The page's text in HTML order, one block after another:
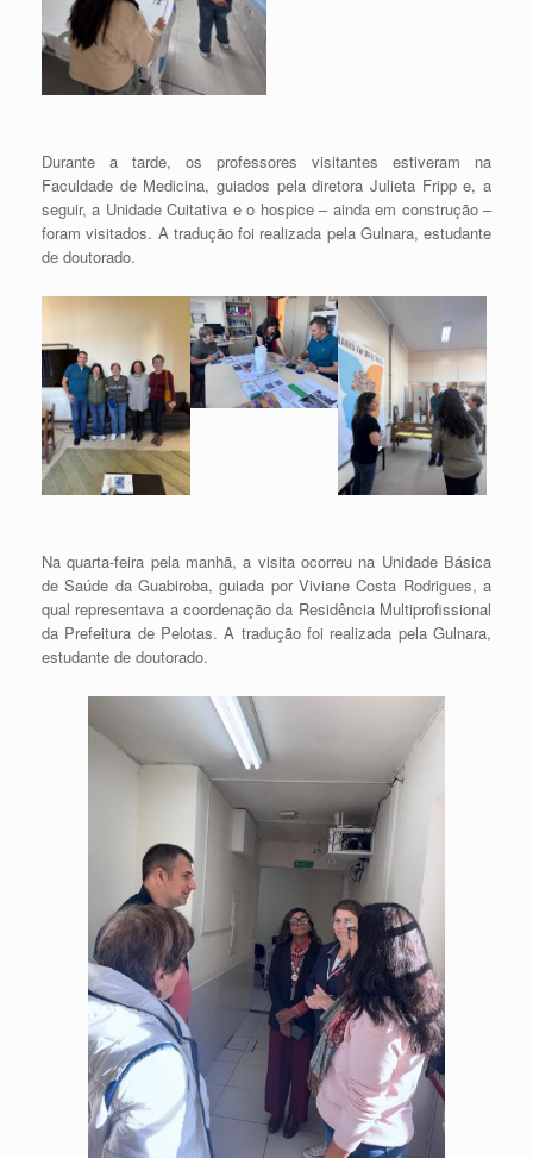
Durante a tarde, os professores visitantes estiveram na
Faculdade de Medicina, guiados pela diretora Julieta Fripp e, a
seguir, a Unidade Cuitativa e o hospice – ainda em construção –
foram visitados. A tradução foi realizada pela Gulnara, estudante
de doutorado.
Na quarta-feira pela manhã, a visita ocorreu na Unidade Básica
de Saúde da Guabiroba, guiada por Viviane Costa Rodrigues, a
qual representava a coordenação da Residência Multiprofissional
da Prefeitura de Pelotas. A tradução foi realizada pela Gulnara,
estudante de doutorado.